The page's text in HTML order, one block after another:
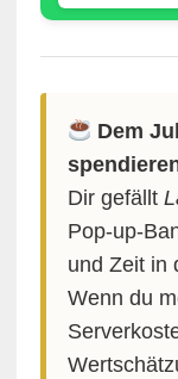
Dem
Dir gefällt
Pop-up-
und Zeit in
Wenn du